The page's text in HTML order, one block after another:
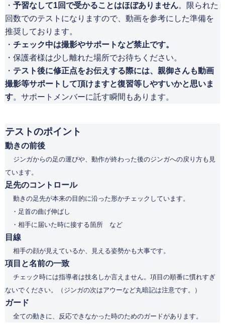
・ 予習なして1回で受かることはほぼありません。限られた
回数でのテストになりますので、動画を参考にした準備を
推奨しております。
・ チェック中は撮影やサポートなど禁止です。
・保護者様は少し離れた場所でお待ちください。
・ テスト後に修正点をお伝えする際には、親御さんも動画
撮影等サポートして頂けますと復習等しやすいかと思いま
す。サポートメンバーに託す瞬間もあります。
テストのポイント
動きの前後
ジンガからの足の運びや、動作が終わった後のジンガへの戻り方も見
ています。
足先のコントロール
動きの足先が本来の目的に沿った形かチェックしています。
・足首の曲げ伸ばし
・相手に届いた時に接する箇所 など
目線
相手の顔が見えているか、見える姿勢かも大事です。
項目と名前の一致
チェック時には指導者は技名しか言えません。項目の順番に慣れすぎ
ないでください。（ジンガの次はアウーなど丸暗記は注意です。）
ガード
全ての動きに、反応できなかった時のためのガードがあります。